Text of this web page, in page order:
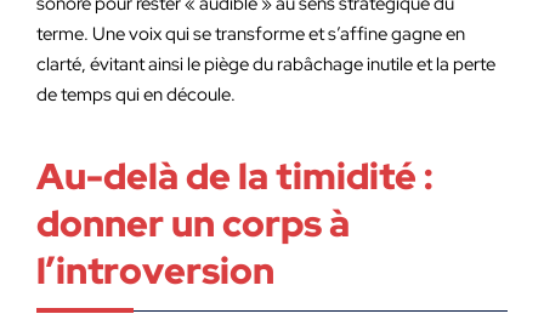
terme. Une voix qui se transforme et s’affine gagne en
clarté, évitant ainsi le piège du rabâchage inutile et la perte
de temps qui en découle.
Au-delà de la timidité :
donner un corps à
l’introversion